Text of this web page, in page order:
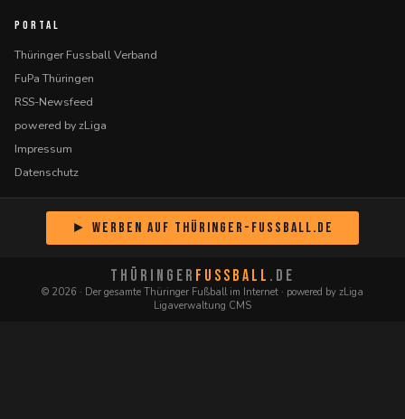
PORTAL
Thüringer Fussball Verband
FuPa Thüringen
RSS-Newsfeed
powered by zLiga
Impressum
Datenschutz
► Werben auf Thüringer-Fussball.de
THÜRINGER FUSSBALL .DE
© 2026 · Der gesamte Thüringer Fußball im Internet · powered by zLiga
Ligaverwaltung CMS